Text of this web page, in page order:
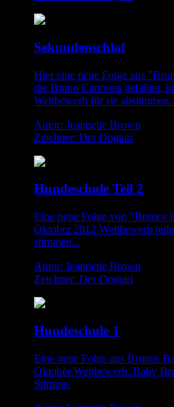
Sekundenschlaf
Hier eine neue Folge aus
die Bruno Cartoons gefallen,
Wettbewerb für sie
Autor: Jeannette Brown
Zeichner: Der Dogtari
Hundeschule Teil 2
Eine neue Folge von "Brunos
Oktober 2012 Wettbewerb
stimmen...
Autor: Jeannette Brown
Zeichner: Der Dogtari
Hundeschule 1
Eine neue Folge aus Brunos
Oktober Wettbewerb. Baby
Stimme.